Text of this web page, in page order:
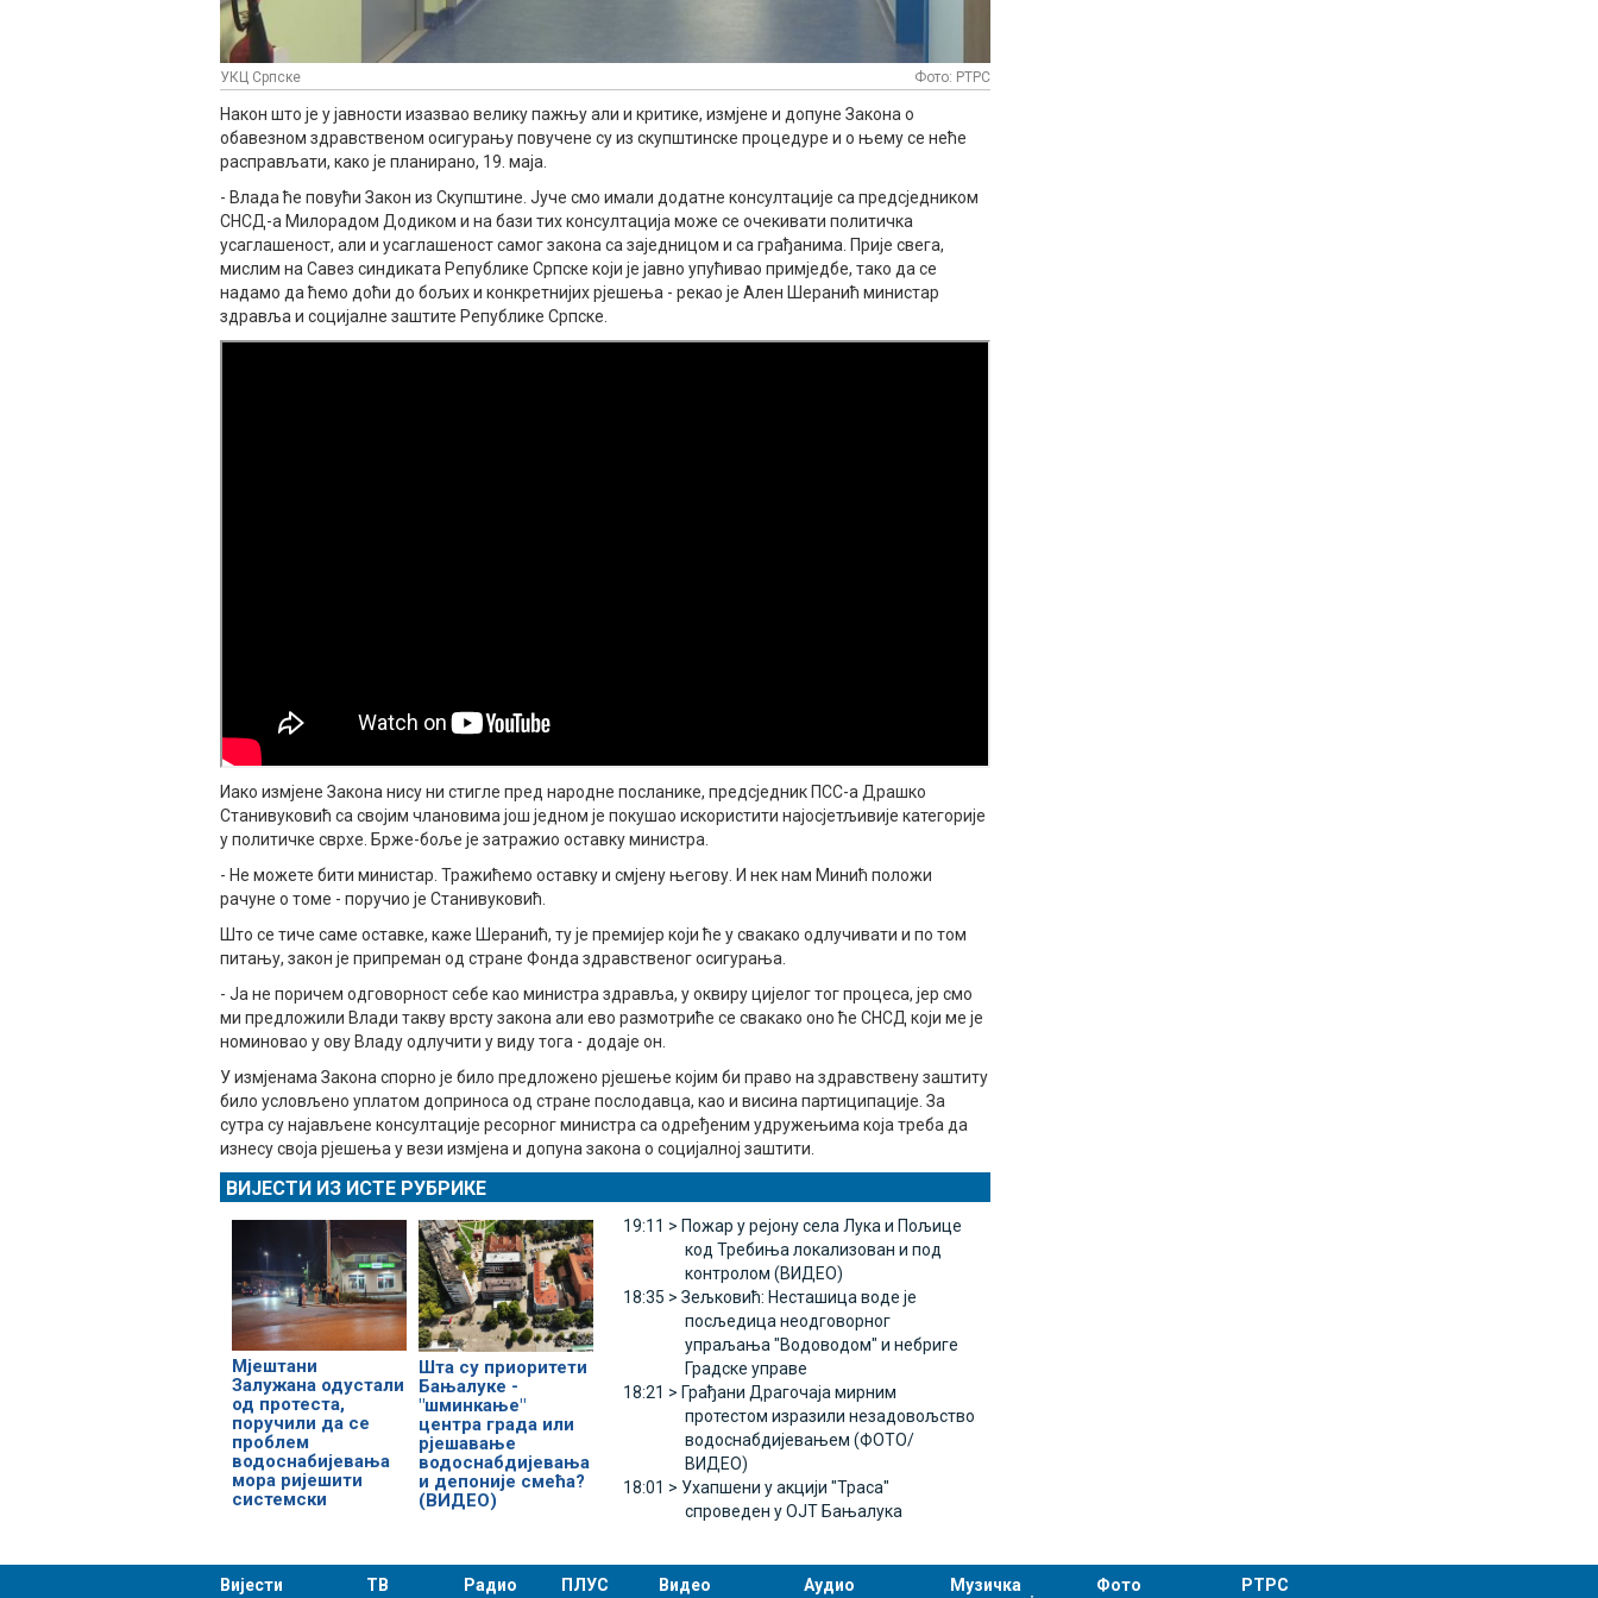
УКЦ Српске Фото: РТРС
Након што је у јавности изазвао велику пажњу али и критике, измјене и допуне Закона о
обавезном здравственом осигурању повучене су из скупштинске процедуре и о њему се неће
расправљати, како је планирано, 19. маја.
- Влада ће повући Закон из Скупштине. Јуче смо имали додатне консултације са предсједником
СНСД-а Милорадом Додиком и на бази тих консултација може се очекивати политичка
усаглашеност, али и усаглашеност самог закона са заједницом и са грађанима. Прије свега,
мислим на Савез синдиката Републике Српске који је јавно упућивао примједбе, тако да се
надамо да ћемо доћи до бољих и конкретнијих рјешења - рекао је Ален Шеранић министар
здравља и социјалне заштите Републике Српске.
Иако измјене Закона нису ни стигле пред народне посланике, предсједник ПСС-а Драшко
Станивуковић са својим члановима још једном је покушао искористити најосјетљивије категорије
у политичке сврхе. Брже-боље је затражио оставку министра.
- Не можете бити министар. Тражићемо оставку и смјену његову. И нек нам Минић положи
рачуне о томе - поручио је Станивуковић.
Што се тиче саме оставке, каже Шеранић, ту је премијер који ће у свакако одлучивати и по том
питању, закон је припреман од стране Фонда здравственог осигурања.
- Ја не поричем одговорност себе као министра здравља, у оквиру цијелог тог процеса, јер смо
ми предложили Влади такву врсту закона али ево размотриће се свакако оно ће СНСД који ме је
номиновао у ову Владу одлучити у виду тога - додаје он.
У измјенама Закона спорно је било предложено рјешење којим би право на здравствену заштиту
било условљено уплатом доприноса од стране послодавца, као и висина партиципације. За
сутра су најављене консултације ресорног министра са одређеним удружењима која треба да
изнесу своја рјешења у вези измјена и допуна закона о социјалној заштити.
ВИЈЕСТИ ИЗ ИСТЕ РУБРИКЕ
Мјештани
Залужана одустали
од протеста,
поручили да се
проблем
водоснабијевања
мора ријешити
системски
Шта су приоритети
Бањалуке -
"шминкање"
центра града или
рјешавање
водоснабдијевања
и депоније смећа?
(ВИДЕО)
19:11 > Пожар у рејону села Лука и Пољице
код Требиња локализован и под
контролом (ВИДЕО)
18:35 > Зељковић: Несташица воде је
посљедица неодговорног
упраљања "Водоводом" и небриге
Градске управе
18:21 > Грађани Драгочаја мирним
протестом изразили незадовољство
водоснабдијевањем (ФОТО/
ВИДЕО)
18:01 > Ухапшени у акцији "Траса"
спроведен у ОЈТ Бањалука
Вијести ТВ Радио ПЛУС Видео Аудио
Музичка
Фото РТРС